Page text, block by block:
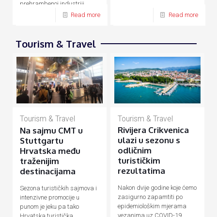
prehrambenoj industriji,
energetici, prometu, turizmu
Read more Read more
Tourism & Travel
Tourism & Travel
Na sajmu CMT u
Stuttgartu
Hrvatska među
traženijim
destinacijama
Sezona turističkih sajmova i
intenzivne promocije u
punom je jeku pa tako
Tourism & Travel
Rivijera Crikvenica
ulazi u sezonu s
odličnim
turističkim
rezultatima
Nakon dvije godine koje ćemo
zasigurno zapamtiti po
epidemiološkim mjerama
vezanima uz COVID-19